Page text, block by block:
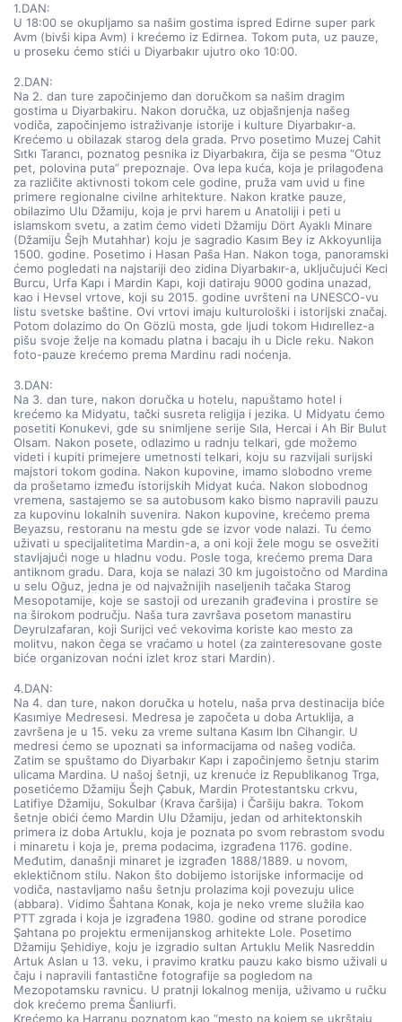
1.DAN:
U 18:00 se okupljamo sa našim gostima ispred Edirne super park
Avm (bivši kipa Avm) i krećemo iz Edirnea. Tokom puta, uz pauze,
u proseku ćemo stići u Diyarbakır ujutro oko 10:00.
2.DAN:
Na 2. dan ture započinjemo dan doručkom sa našim dragim
gostima u Diyarbakiru. Nakon doručka, uz objašnjenja našeg
vodiča, započinjemo istraživanje istorije i kulture Diyarbakır-a.
Krećemo u obilazak starog dela grada. Prvo posetimo Muzej Cahit
Sıtkı Tarancı, poznatog pesnika iz Diyarbakıra, čija se pesma “Otuz
pet, polovina puta” prepoznaje. Ova lepa kuća, koja je prilagođena
za različite aktivnosti tokom cele godine, pruža vam uvid u fine
primere regionalne civilne arhitekture. Nakon kratke pauze,
obilazimo Ulu Džamiju, koja je prvi harem u Anatoliji i peti u
islamskom svetu, a zatim ćemo videti Džamiju Dört Ayaklı Minare
(Džamiju Šejh Mutahhar) koju je sagradio Kasım Bey iz Akkoyunlija
1500. godine. Posetimo i Hasan Paša Han. Nakon toga, panoramski
ćemo pogledati na najstariji deo zidina Diyarbakır-a, uključujući Keci
Burcu, Urfa Kapı i Mardin Kapı, koji datiraju 9000 godina unazad,
kao i Hevsel vrtove, koji su 2015. godine uvršteni na UNESCO-vu
listu svetske baštine. Ovi vrtovi imaju kulturološki i istorijski značaj.
Potom dolazimo do On Gözlü mosta, gde ljudi tokom Hıdırellez-a
pišu svoje želje na komadu platna i bacaju ih u Dicle reku. Nakon
foto-pauze krećemo prema Mardinu radi noćenja.
3.DAN:
Na 3. dan ture, nakon doručka u hotelu, napuštamo hotel i
krećemo ka Midyatu, tački susreta religija i jezika. U Midyatu ćemo
posetiti Konukevi, gde su snimljene serije Sıla, Hercai i Ah Bir Bulut
Olsam. Nakon posete, odlazimo u radnju telkari, gde možemo
videti i kupiti primejere umetnosti telkari, koju su razvijali surijski
majstori tokom godina. Nakon kupovine, imamo slobodno vreme
da prošetamo između istorijskih Midyat kuća. Nakon slobodnog
vremena, sastajemo se sa autobusom kako bismo napravili pauzu
za kupovinu lokalnih suvenira. Nakon kupovine, krećemo prema
Beyazsu, restoranu na mestu gde se izvor vode nalazi. Tu ćemo
uživati u specijalitetima Mardin-a, a oni koji žele mogu se osvežiti
stavljajući noge u hladnu vodu. Posle toga, krećemo prema Dara
antiknom gradu. Dara, koja se nalazi 30 km jugoistočno od Mardina
u selu Oğuz, jedna je od najvažnijih naseljenih tačaka Starog
Mesopotamije, koje se sastoji od urezanih građevina i prostire se
na širokom području. Naša tura završava posetom manastiru
Deyrulzafaran, koji Surijci već vekovima koriste kao mesto za
molitvu, nakon čega se vraćamo u hotel (za zainteresovane goste
biće organizovan noćni izlet kroz stari Mardin).
4.DAN:
Na 4. dan ture, nakon doručka u hotelu, naša prva destinacija biće
Kasımiye Medresesi. Medresa je započeta u doba Artuklija, a
završena je u 15. veku za vreme sultana Kasım Ibn Cihangir. U
medresi ćemo se upoznati sa informacijama od našeg vodiča.
Zatim se spuštamo do Diyarbakır Kapı i započinjemo šetnju starim
ulicama Mardina. U našoj šetnji, uz krenuće iz Republikanog Trga,
posetićemo Džamiju Šejh Çabuk, Mardin Protestantsku crkvu,
Latifiye Džamiju, Sokulbar (Krava čaršija) i Čaršiju bakra. Tokom
šetnje obići ćemo Mardin Ulu Džamiju, jedan od arhitektonskih
primera iz doba Artuklu, koja je poznata po svom rebrastom svodu
i minaretu i koja je, prema podacima, izgrađena 1176. godine.
Međutim, današnji minaret je izgrađen 1888/1889. u novom,
eklektičnom stilu. Nakon što dobijemo istorijske informacije od
vodiča, nastavljamo našu šetnju prolazima koji povezuju ulice
(abbara). Vidimo Šahtana Konak, koja je neko vreme služila kao
PTT zgrada i koja je izgrađena 1980. godine od strane porodice
Şahtana po projektu ermenijanskog arhitekte Lole. Posetimo
Džamiju Şehidiye, koju je izgradio sultan Artuklu Melik Nasreddin
Artuk Aslan u 13. veku, i pravimo kratku pauzu kako bismo uživali u
čaju i napravili fantastične fotografije sa pogledom na
Mezopotamsku ravnicu. U pratnji lokalnog menija, uživamo u ručku
dok krećemo prema Šanliurfi.
Krećemo ka Harranu poznatom kao “mesto na kojem se ukrštaju